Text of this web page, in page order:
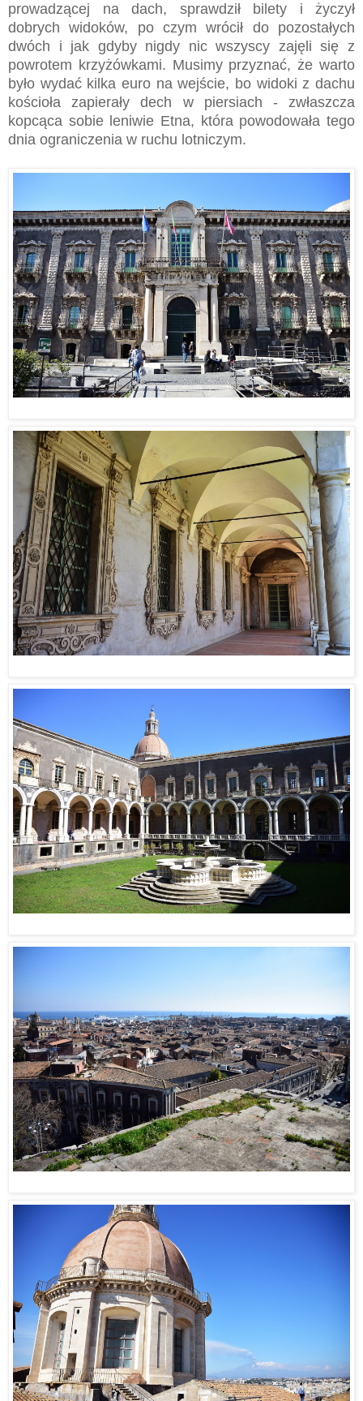
prowadzącej na dach, sprawdził bilety i życzył
dobrych widoków, po czym wrócił do pozostałych
dwóch i jak gdyby nigdy nic wszyscy zajęli się z
powrotem krzyżówkami. Musimy przyznać, że warto
było wydać kilka euro na wejście, bo widoki z dachu
kościoła zapierały dech w piersiach - zwłaszcza
kopcąca sobie leniwie Etna, która powodowała tego
dnia ograniczenia w ruchu lotniczym.